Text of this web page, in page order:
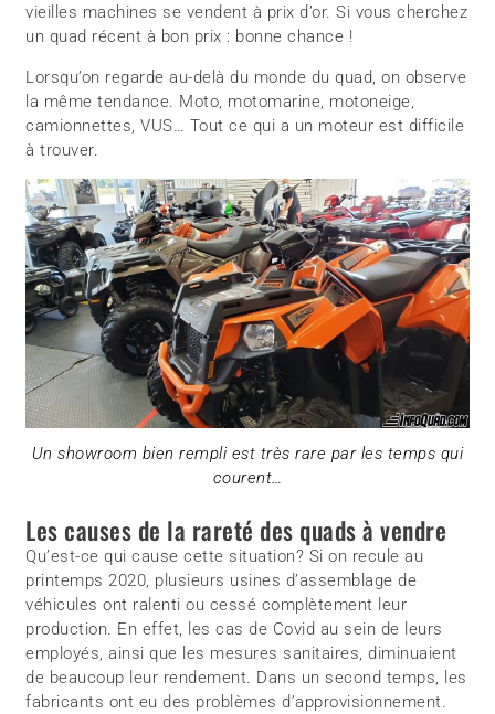
vieilles machines se vendent à prix d’or. Si vous cherchez
un quad récent à bon prix : bonne chance !
Lorsqu’on regarde au-delà du monde du quad, on observe
la même tendance. Moto, motomarine, motoneige,
camionnettes, VUS… Tout ce qui a un moteur est difficile
à trouver.
Un showroom bien rempli est très rare par les temps qui
courent…
Les causes de la rareté des quads à vendre
Qu’est-ce qui cause cette situation? Si on recule au
printemps 2020, plusieurs usines d’assemblage de
véhicules ont ralenti ou cessé complètement leur
production. En effet, les cas de Covid au sein de leurs
employés, ainsi que les mesures sanitaires, diminuaient
de beaucoup leur rendement. Dans un second temps, les
fabricants ont eu des problèmes d’approvisionnement.